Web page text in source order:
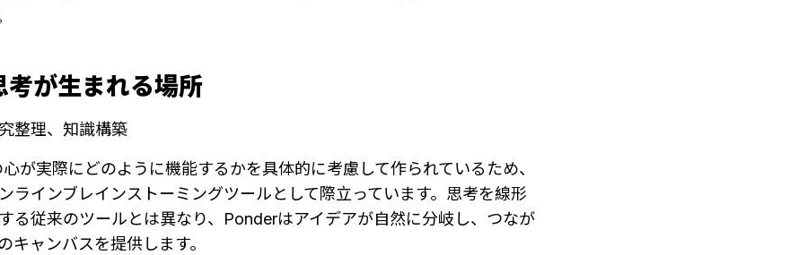
が生まれる場所
整理、知識構築
が実際にどのように機能するかを具体的に考慮して作られているため、
ラインブレインストーミングツールとして際立っています。思考を線形
る従来のツールとは異なり、Ponderはアイデアが自然に分岐し、つなが
キャンバスを提供します。